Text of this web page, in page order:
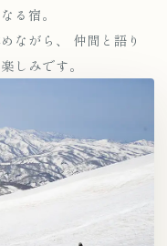
る宿。
ながら、 仲間と語り
しみです。